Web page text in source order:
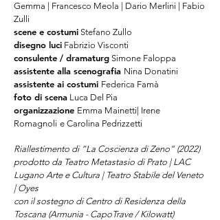
Gemma | Francesco Meola | Dario Merlini | Fabio
Zulli
scene e costumi Stefano Zullo
disegno luci Fabrizio Visconti
consulente / dramaturg Simone Faloppa
assistente alla scenografia Nina Donatini
assistente ai costumi Federica Famà
foto di scena Luca Del Pia
organizzazione Emma Mainetti| Irene
Romagnoli e Carolina Pedrizzetti
Riallestimento di “La Coscienza di Zeno” (2022)
prodotto da Teatro Metastasio di Prato | LAC
Lugano Arte e Cultura | Teatro Stabile del Veneto
| Oyes
con il sostegno di Centro di Residenza della
Toscana (Armunia - CapoTrave / Kilowatt)